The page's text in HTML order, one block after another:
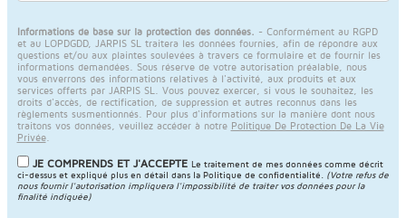
Informations de base sur la protection des données. - Conformément au RGPD
et au LOPDGDD, JARPIS SL traitera les données fournies, afin de répondre aux
questions et/ou aux plaintes soulevées à travers ce formulaire et de fournir les
informations demandées. Sous réserve de votre autorisation préalable, nous
vous enverrons des informations relatives à l'activité, aux produits et aux
services offerts par JARPIS SL. Vous pouvez exercer, si vous le souhaitez, les
droits d'accès, de rectification, de suppression et autres reconnus dans les
règlements susmentionnés. Pour plus d'informations sur la manière dont nous
traitons vos données, veuillez accéder à notre Politique De Protection De La Vie
Privée.
JE COMPRENDS ET J'ACCEPTE Le traitement de mes données comme décrit
ci-dessus et expliqué plus en détail dans la Politique de confidentialité
(Votre refus de
nous fournir l'autorisation impliquera l'impossibilité de traiter vos données pour la
finalité indiquée)